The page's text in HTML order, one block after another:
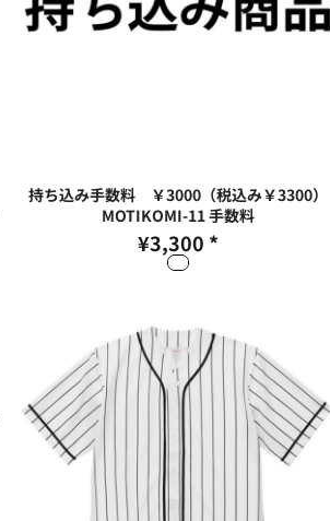
持ち込み手数料 ￥3000（税込み￥3300）
MOTIKOMI-11 手数料
¥3,300 *